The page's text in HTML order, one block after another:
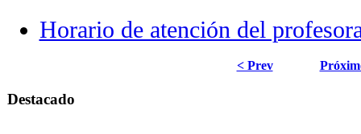
Horario de atención del
< Prev
Destacado